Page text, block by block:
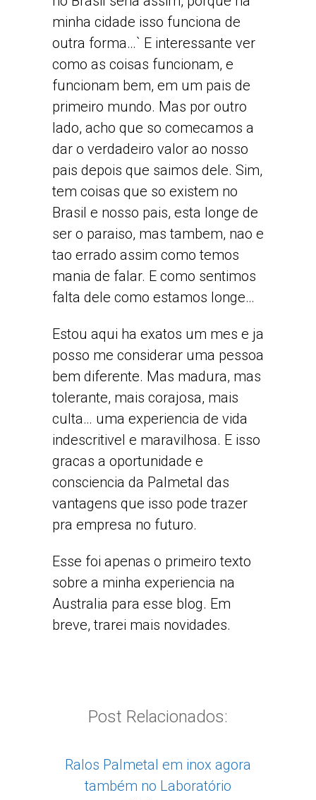
minha cidade isso funciona de
outra forma…` E interessante ver
como as coisas funcionam, e
funcionam bem, em um pais de
primeiro mundo. Mas por outro
lado, acho que so comecamos a
dar o verdadeiro valor ao nosso
pais depois que saimos dele. Sim,
tem coisas que so existem no
Brasil e nosso pais, esta longe de
ser o paraiso, mas tambem, nao e
tao errado assim como temos
mania de falar. E como sentimos
falta dele como estamos longe…
Estou aqui ha exatos um mes e ja
posso me considerar uma pessoa
bem diferente. Mas madura, mas
tolerante, mais corajosa, mais
culta… uma experiencia de vida
indescritivel e maravilhosa. E isso
gracas a oportunidade e
consciencia da Palmetal das
vantagens que isso pode trazer
pra empresa no futuro.
Esse foi apenas o primeiro texto
sobre a minha experiencia na
Australia para esse blog. Em
breve, trarei mais novidades.
Post Relacionados:
Ralos Palmetal em inox agora
também no Laboratório